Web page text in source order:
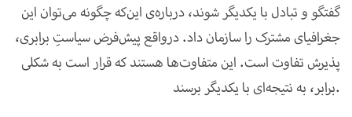
گفتگو و تبادل با یکدیگر شوند، درباره‌ی این‌که چگونه می‌توان این
جغرافیای مشترک را سازمان داد. درواقع پیش‌فرض سیاستِ برابری،
پذیرش تفاوت است. این متفاوت‌ها هستند که قرار است به شکلی
برابر، به نتیجه‌ای با یکدیگر برسند.